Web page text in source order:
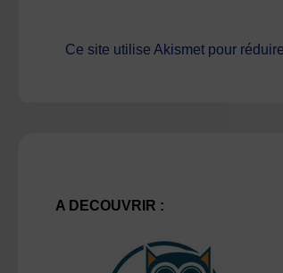
Ce site utilise Akismet pour
A DECOUVRIR :